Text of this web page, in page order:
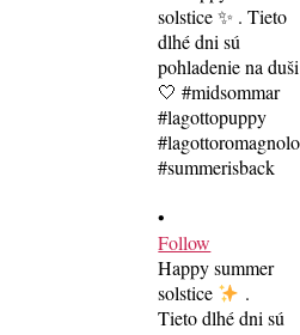
•
Follow
Happy summer
solstice
.
Tieto dlhé dni sú